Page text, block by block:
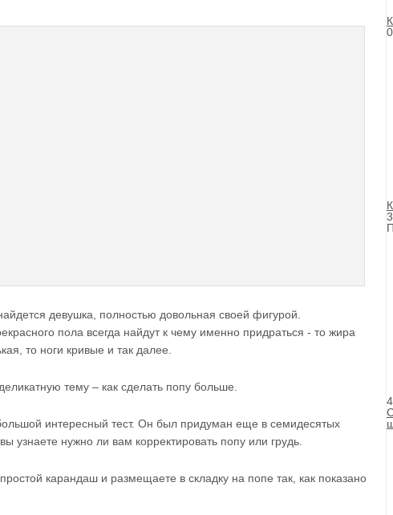
девушка, полностью довольная своей фигурой.
пола всегда найдут к чему именно придраться - то жира
то ноги кривые и так далее.
тему – как сделать попу больше.
интересный тест. Он был придуман еще в семидесятых
узнаете нужно ли вам корректировать попу или грудь.
карандаш и размещаете в складку на попе так, как показано
0
3